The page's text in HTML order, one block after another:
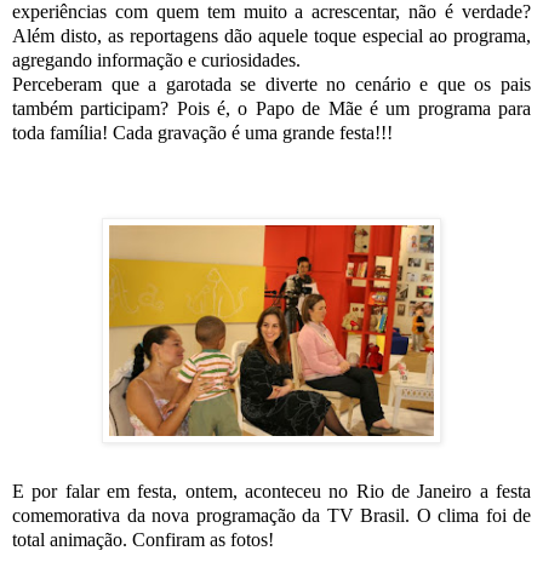
experiências com quem tem muito a acrescentar, não é verdade?
Além disto, as reportagens dão aquele toque especial ao programa,
agregando informação e curiosidades.
Perceberam que a garotada se diverte no cenário e que os pais
também participam? Pois é, o Papo de Mãe é um programa para
toda família! Cada gravação é uma grande festa!!!
E por falar em festa, ontem, aconteceu no Rio de Janeiro a festa
comemorativa da nova programação da TV Brasil. O clima foi de
total animação. Confiram as fotos!